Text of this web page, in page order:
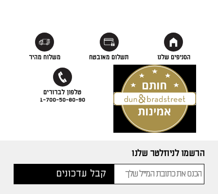
הסניפים שלנו תשלום מאובטח משלוח מהיר
1-700-50-80-90
הרשמו לניוזלטר שלנו